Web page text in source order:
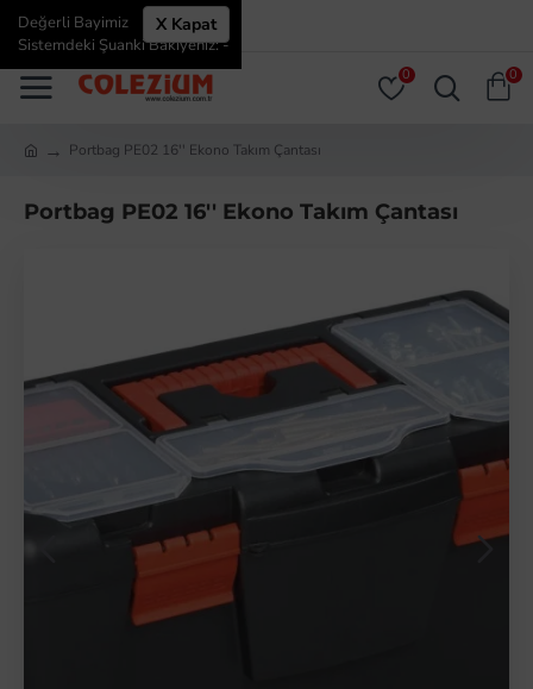
ÜYE GIRIŞI ÜYE OL
0 0
X Kapat
Değerli Bayimiz
Sistemdeki Şuanki Bakiyeniz: -
Portbag PE02 16'' Ekono Takım Çantası
Portbag PE02 16'' Ekono Takım Çantası